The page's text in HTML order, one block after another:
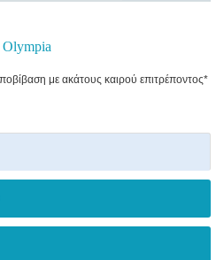
Olympia
με ακάτους καιρού επιτρέποντος*